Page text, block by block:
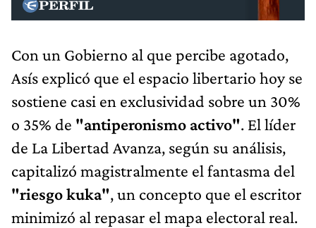
Con un Gobierno al que percibe agotado,
Asís explicó que el espacio libertario hoy se
sostiene casi en exclusividad sobre un 30%
o 35% de "antiperonismo activo". El líder
de La Libertad Avanza, según su análisis,
capitalizó magistralmente el fantasma del
"riesgo kuka", un concepto que el escritor
minimizó al repasar el mapa electoral real.